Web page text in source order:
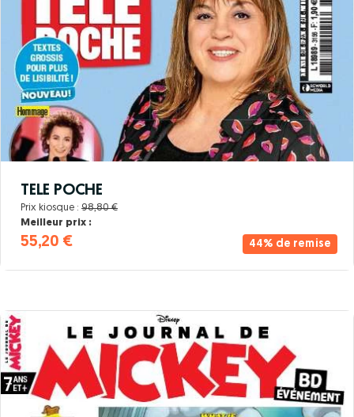
44% de remise
TELE POCHE
Prix kiosque : 98,80 €
Meilleur prix :
55,20 €